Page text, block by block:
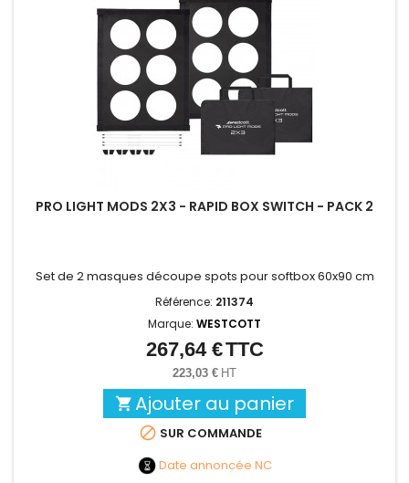
PRO LIGHT MODS 2X3 - RAPID BOX SWITCH - PACK 2
Set de 2 masques découpe spots pour softbox 60x90 cm
Référence: 211374
Marque: WESTCOTT
Prix
267,64 €TTC
223,03 € HT
 Ajouter au panier
 SUR COMMANDE
Date annoncée NC